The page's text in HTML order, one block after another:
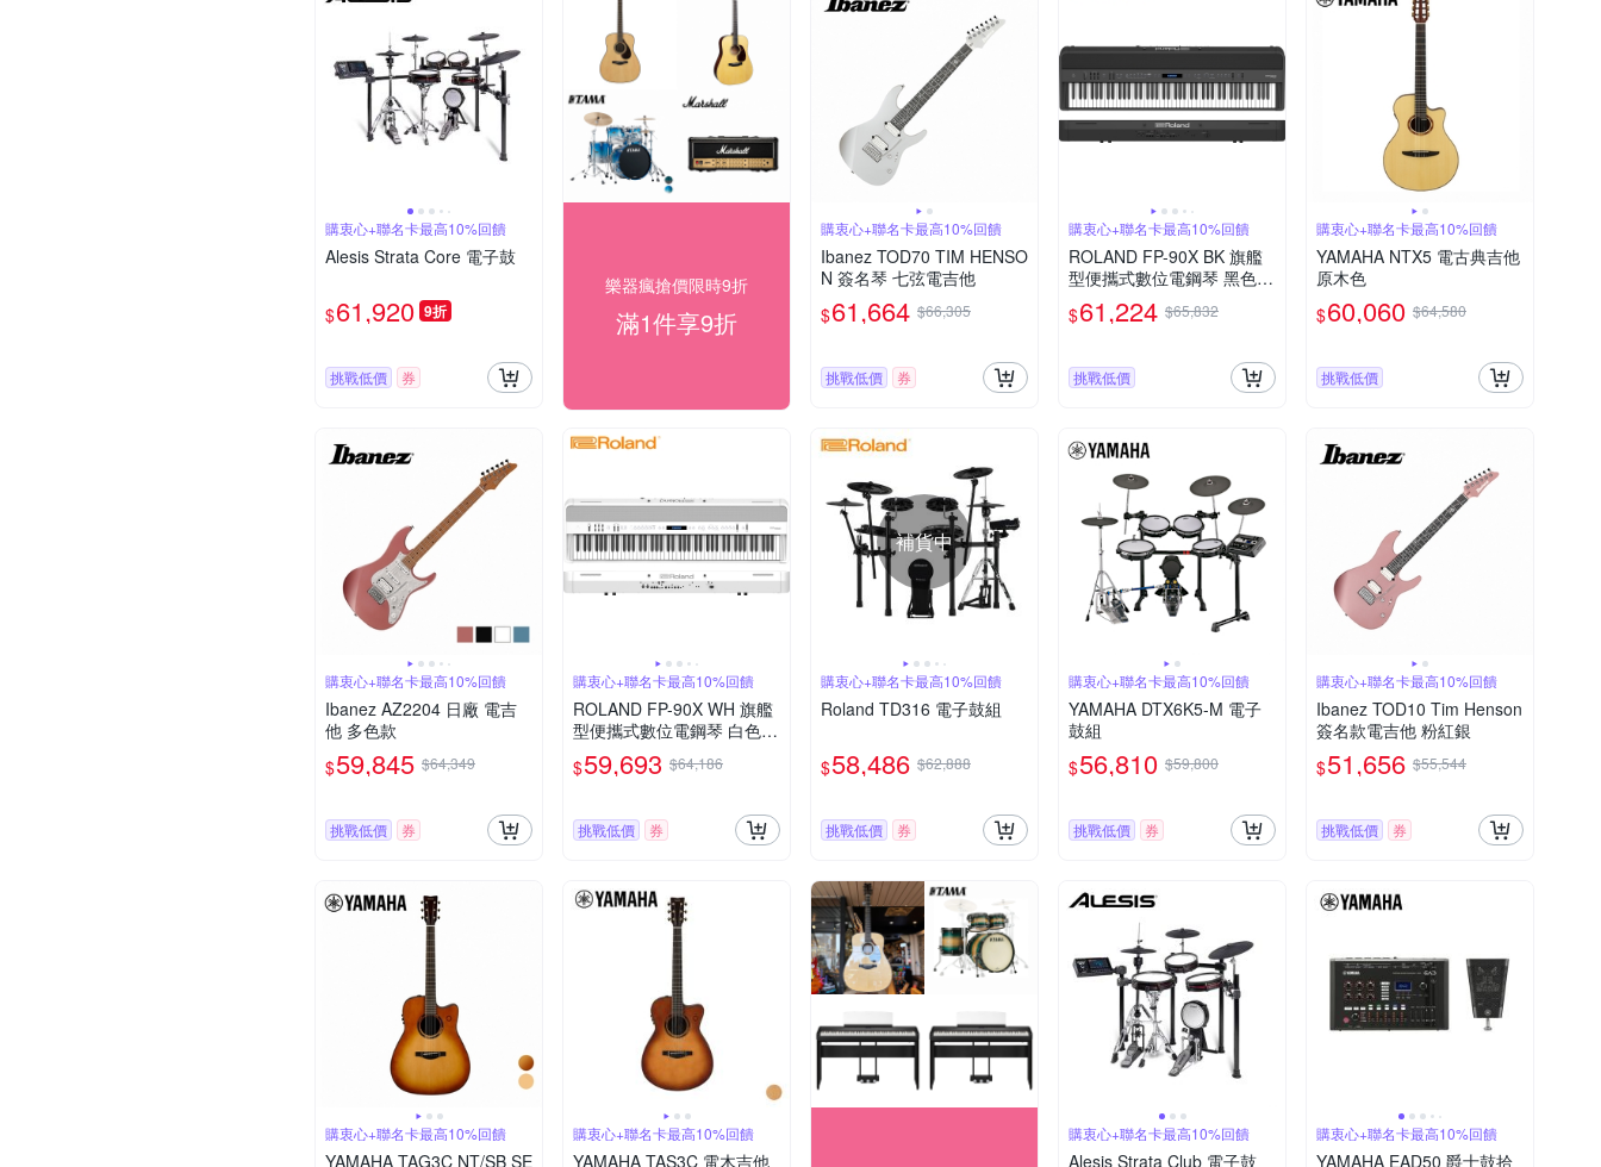
購衷心+聯名卡最高10%回饋
Alesis Strata Core 電子鼓
$61,920 9折
挑戰低價 券
樂器瘋搶價限時9折
滿1件享9折
購衷心+聯名卡最高10%回饋
Ibanez TOD70 TIM HENSO
N 簽名琴 七弦電吉他
$61,664 $66,305
挑戰低價 券
購衷心+聯名卡最高10%回饋
ROLAND FP-90X BK 旗艦
型便攜式數位電鋼琴 黑色單
主機款
$61,224 $65,832
挑戰低價
購衷心+聯名卡最高10%回饋
YAMAHA NTX5 電古典吉他
原木色
$60,060 $64,580
挑戰低價
購衷心+聯名卡最高10%回饋
Ibanez AZ2204 日廠 電吉
他 多色款
$59,845 $64,349
挑戰低價 券
購衷心+聯名卡最高10%回饋
ROLAND FP-90X WH 旗艦
型便攜式數位電鋼琴 白色單
主機款
$59,693 $64,186
挑戰低價 券
補貨中
購衷心+聯名卡最高10%回饋
Roland TD316 電子鼓組
$58,486 $62,888
挑戰低價 券
購衷心+聯名卡最高10%回饋
YAMAHA DTX6K5-M 電子
鼓組
$56,810 $59,800
挑戰低價 券
購衷心+聯名卡最高10%回饋
Ibanez TOD10 Tim Henson
簽名款電吉他 粉紅銀
$51,656 $55,544
挑戰低價 券
購衷心+聯名卡最高10%回饋
YAMAHA TAG3C NT/SB SE
購衷心+聯名卡最高10%回饋
YAMAHA TAS3C 電木吉他
購衷心+聯名卡最高10%回饋
Alesis Strata Club 電子鼓
購衷心+聯名卡最高10%回饋
YAMAHA EAD50 爵士鼓拾